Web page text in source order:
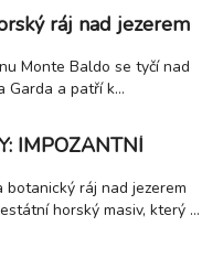
promění také v dějiště
- Lake Garda 42 ,
ráj nad jezerem
Garda a patří k
spojení horské krajiny a
čemuž láká návštěvníky
po celý rok. Hora tisíce kontrastů Monte Baldo...
IMPOZANTNÍ
ráj nad jezerem